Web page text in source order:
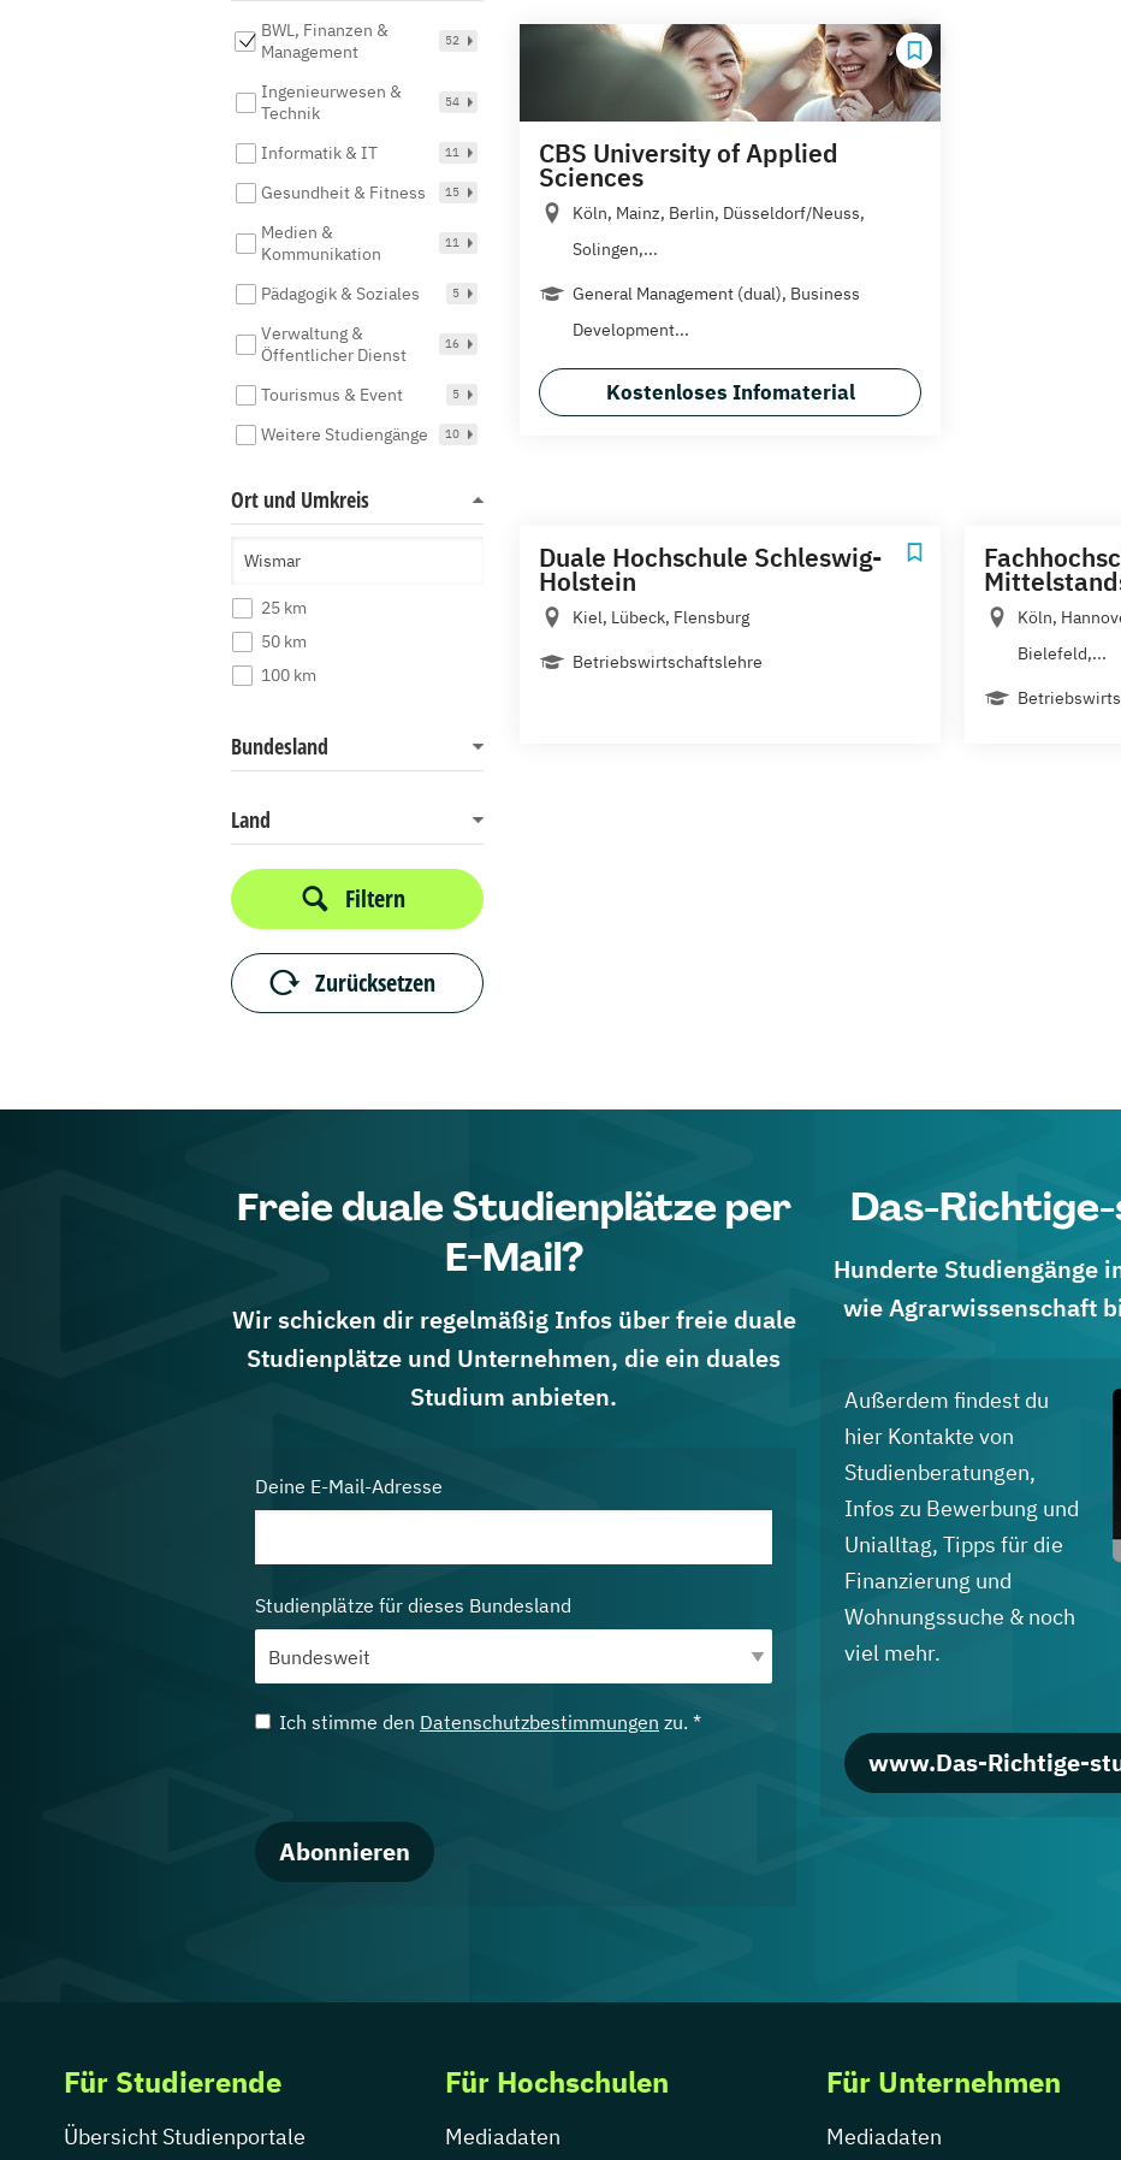
BWL, Finanzen &
Management
52
Ingenieurwesen &
Technik
54
Informatik & IT 11
Gesundheit & Fitness 15
Medien &
Kommunikation
11
Pädagogik & Soziales 5
Verwaltung &
Öffentlicher Dienst
16
Tourismus & Event 5
Weitere Studiengänge 10
Ort und Umkreis
25 km
50 km
100 km
Bundesland
Land
Filtern
Zurücksetzen
CBS University of Applied
Sciences
Köln, Mainz, Berlin, Düsseldorf/Neuss,
Solingen,...
General Management (dual), Business
Development...
Kostenloses Infomaterial
Duale Hochschule Schleswig-
Holstein
Kiel, Lübeck, Flensburg
Betriebswirtschaftslehre
Köln,
Bielefeld,...
Freie duale Studienplätze per
E-Mail?
Wir schicken dir regelmäßig Infos über freie duale
Studienplätze und Unternehmen, die ein duales
Studium anbieten.
Deine E-Mail-Adresse
Studienplätze für dieses Bundesland
Ich stimme den Datenschutzbestimmungen zu. *
Abonnieren
Das-
Hunderte Studiengänge
wie Agrarwissenschaft
Außerdem findest du
hier Kontakte von
Studienberatungen,
Infos zu Bewerbung und
Unialltag, Tipps für die
Finanzierung und
Wohnungssuche & noch
viel mehr.
www.Das-Richtige-
Für Studierende
Übersicht Studienportale
Für Hochschulen
Mediadaten
Für Unternehmen
Mediadaten